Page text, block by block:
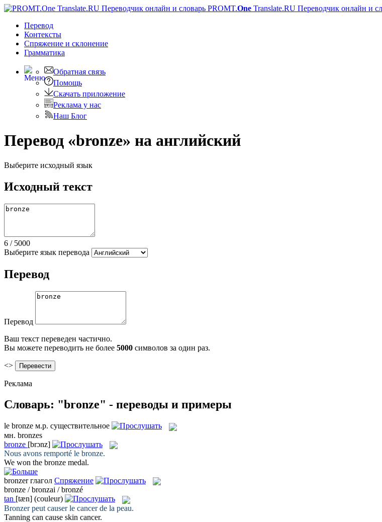
PROMT.One Translate.RU Переводчик онлайн и
Перевод
Контексты
Спряжение и склонение
Грамматика
Обратная связь
Помощь
Скачать приложение
Реклама у нас
Наш Блог
Перевод «bronze» на английский
Выберите исходный язык
Исходный текст
6 / 5000
Выберите язык перевода
Перевод
Перевод
Ваш текст переведен частично.
Вы можете переводить не более 5000 символов за один раз.
<>
Реклама
Словарь: "bronze" - переводы и примеры
le bronze м.р. существительное
мн. bronzes
bronze [brɔnz]
Nous avons remporté le bronze.
We won the bronze medal.
bronzer глагол Спряжение
bronze / bronzai / bronzé
tan [tæn] (couleur)
Bronzerpeut causer le cancer de la peau.
Tanning can cause skin cancer.